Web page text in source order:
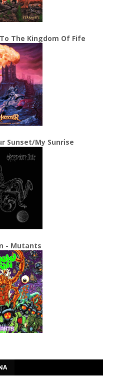
The Kingdom Of Fife
Sunset/My Sunrise
- Mutants